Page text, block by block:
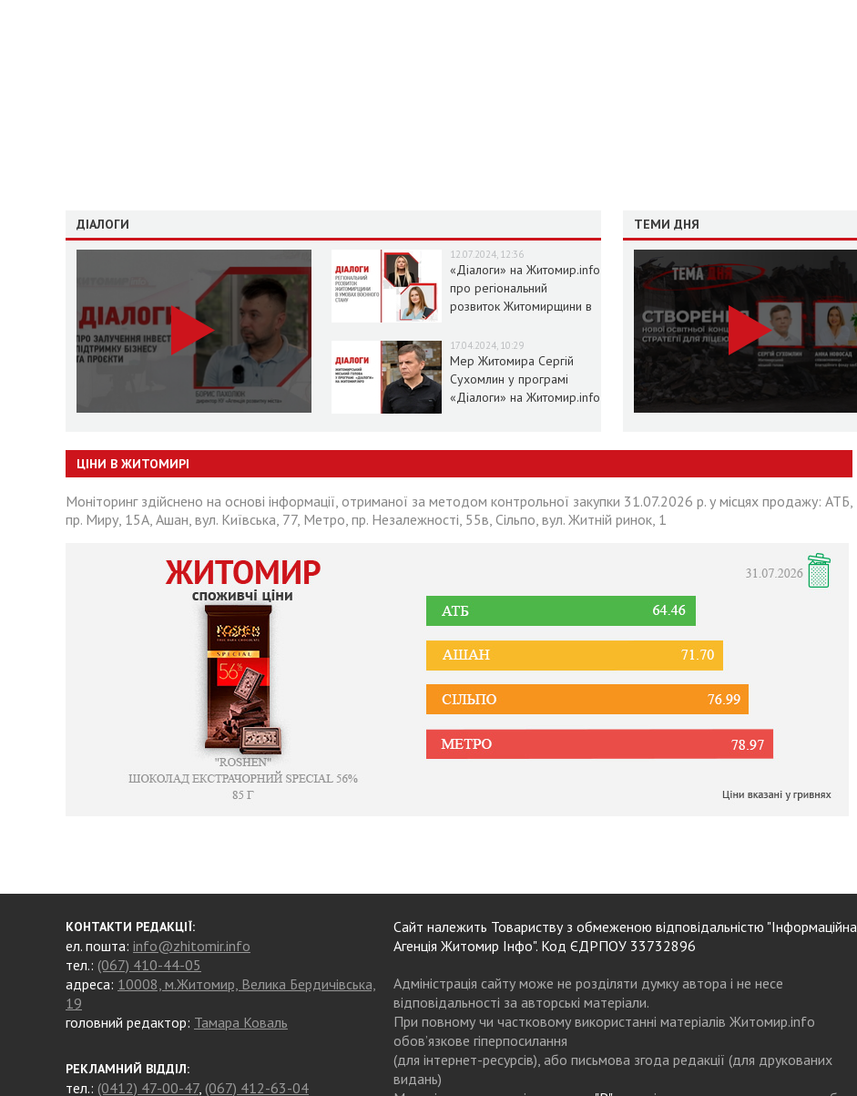
ДІАЛОГИ
12.07.2024, 12:36
«Діалоги» на Житомир.info
про регіональний
розвиток Житомирщини в
17.04.2024, 10:29
Мер Житомира Сергій
Сухомлин у програмі
«Діалоги» на Житомир.info
ТЕМИ ДНЯ
ЦІНИ В ЖИТОМИРІ
Моніторинг здійснено на основі інформації, отриманої за методом контрольної закупки 31.07.2026 р. у місцях продажу: АТБ,
пр. Миру, 15А, Ашан, вул. Київська, 77, Метро, пр. Незалежності, 55в, Сільпо, вул. Житній ринок, 1
КОНТАКТИ РЕДАКЦІЇ:
ел. пошта: info@zhitomir.info
тел.: (067) 410-44-05
адреса: 10008, м.Житомир, Велика Бердичівська,
19
головний редактор: Тамара Коваль
РЕКЛАМНИЙ ВІДДІЛ:
тел.: (0412) 47-00-47, (067) 412-63-04
Сайт належить Товариству з обмеженою відповідальністю "Інформаційна
Агенція Житомир Інфо". Код ЄДРПОУ 33732896
Адміністрація сайту може не розділяти думку автора і не несе
відповідальності за авторські матеріали.
При повному чи частковому використанні матеріалів Житомир.info
обов’язкове гіперпосилання
(для інтернет-ресурсів), або письмова згода редакції (для друкованих
видань)